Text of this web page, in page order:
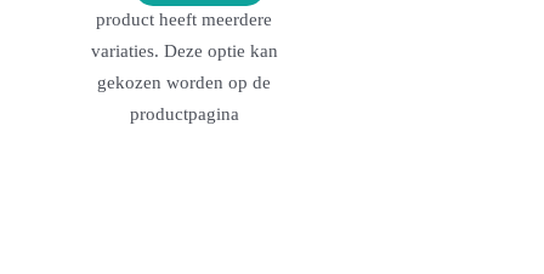
product heeft meerdere
variaties. Deze optie kan
gekozen worden op de
productpagina